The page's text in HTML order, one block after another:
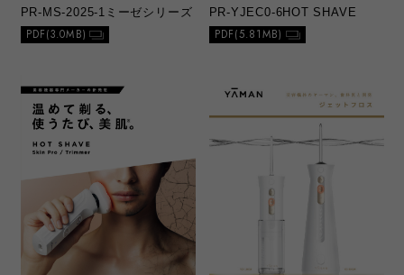
PR-MS-2025-1 ミーゼシリーズ
PDF(3.0MB)
PR-YJEC0-6HOT SHAVE
PDF(5.81MB)